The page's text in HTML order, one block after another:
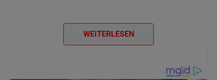
Eier in Marinade
WEITERLESEN